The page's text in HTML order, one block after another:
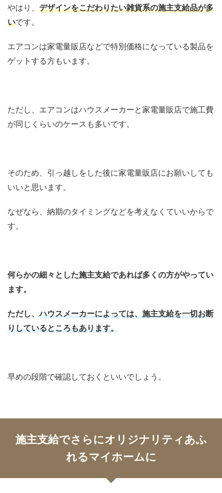
やはり、 デザインをこだわりたい雑貨系の施主支給品が多
いです。
エアコンは家電量販店などで特別価格になっている製品を
ゲットする方もいます。
ただし、エアコンはハウスメーカーと家電量販店で施工費
が同じくらいのケースも多いです。
そのため、引っ越しをした後に家電量販店にお願いしても
いいと思います。
なぜなら、納期のタイミングなどを考えなくていいからで
す。
何らかの細々とした施主支給であれば多くの方がやってい
ます。
ただし、ハウスメーカーによっては、施主支給を一切お断
りしているところもあります。
早めの段階で確認しておくといいでしょう。
施主支給でさらにオリジナリティあふ
れるマイホームに